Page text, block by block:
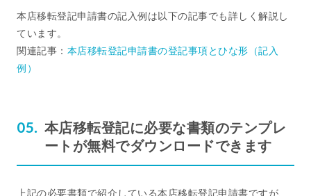
本店移転登記申請書の記入例は以下の記事でも詳しく解説し
ています。
関連記事： 本店移転登記申請書の登記事項とひな形（記入
例）
本店移転登記に必要な書類のテンプレ
ートが無料でダウンロードできます
上記の必要書類で紹介している本店移転登記申請書ですが、